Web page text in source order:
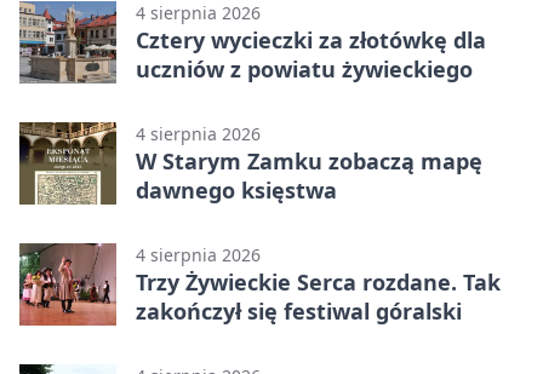
4 sierpnia 2026
Cztery wycieczki za złotówkę dla
uczniów z powiatu żywieckiego
4 sierpnia 2026
W Starym Zamku zobaczą mapę
dawnego księstwa
4 sierpnia 2026
Trzy Żywieckie Serca rozdane. Tak
zakończył się festiwal góralski